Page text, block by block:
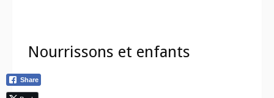
Nourrissons et enfants
Share